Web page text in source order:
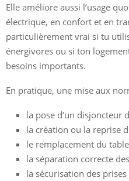
Elle améliore aussi l’usage
électrique, en confort et en
particulièrement vrai si tu
énergivores ou si ton
besoins importants.
En pratique, une mise aux
la pose d’un disjoncteur
la création ou la reprise
le remplacement du
la séparation correcte
la sécurisation des